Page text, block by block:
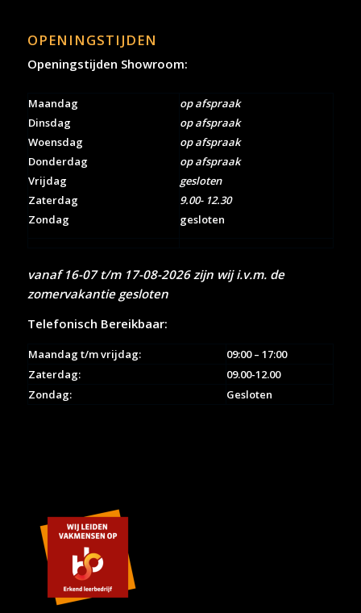
OPENINGSTIJDEN
Openingstijden Showroom:
Maandag
Dinsdag
Woensdag
Donderdag
Vrijdag
Zaterdag
Zondag
op afspraak
op afspraak
op afspraak
op afspraak
gesloten
9.00- 12.30
gesloten
vanaf 16-07 t/m 17-08-2026 zijn wij i.v.m. de
zomervakantie gesloten
Telefonisch Bereikbaar:
Maandag t/m vrijdag:
09:00 – 17:00
Zaterdag:
09.00-12.00
Zondag:
Gesloten